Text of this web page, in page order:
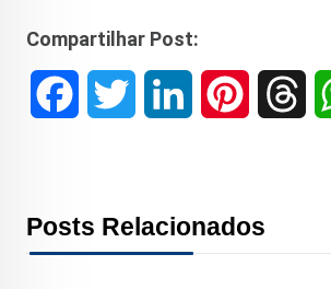
Compartilhar Post:
e t k t
Posts Relacionados